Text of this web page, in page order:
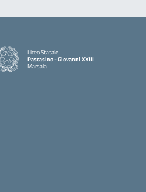
Liceo Statale
Pascasino - Giovanni XXIII
Marsala